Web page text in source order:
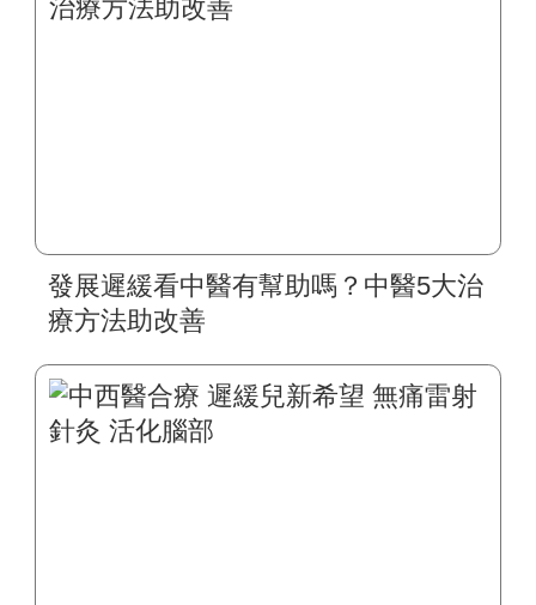
發展遲緩看中醫有幫助嗎？中醫5大治
療方法助改善